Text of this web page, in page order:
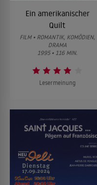
Ein amerikanischer
Quilt
FILM • ROMANTIK, KOMÖDIEN,
DRAMA
1995 • 116 MIN.
Lesermeinung